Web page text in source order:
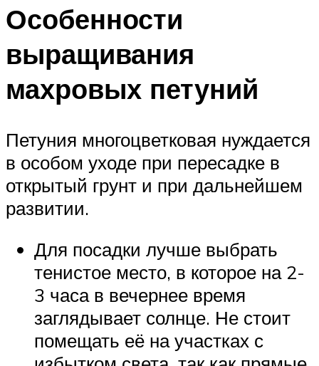
Особенности
выращивания
махровых петуний
Петуния многоцветковая нуждается
в особом уходе при пересадке в
открытый грунт и при дальнейшем
развитии.
Для посадки лучше выбрать
тенистое место, в которое на 2-
3 часа в вечернее время
заглядывает солнце. Не стоит
помещать её на участках с